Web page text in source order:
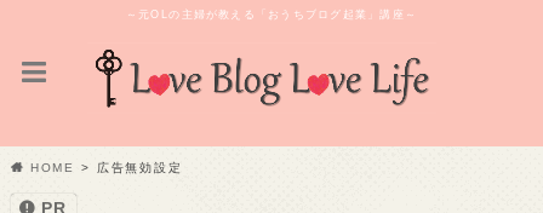
～元OLの主婦が教える「おうちブログ起業」講座～
HOME 広告無効設定
PR